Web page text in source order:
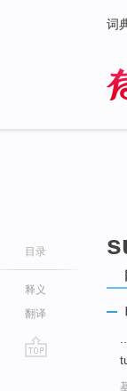
词
目录
释义
翻译